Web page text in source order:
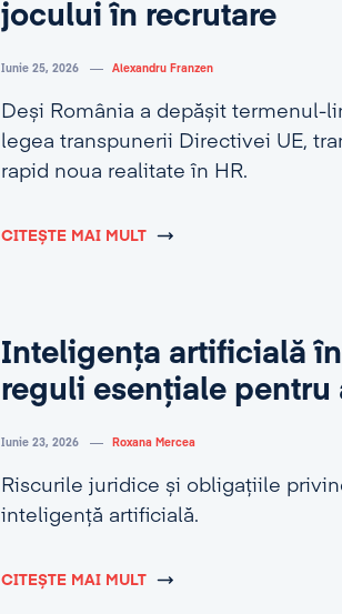
jocului în recrutare
Iunie 25, 2026 Alexandru Franzen
Deși România a depășit termenul-
legea transpunerii Directivei UE,
rapid noua realitate în HR.
CITEȘTE MAI MULT
Inteligența artificială
reguli esențiale pentru
Iunie 23, 2026 Roxana Mercea
Riscurile juridice și obligațiile
inteligență artificială.
CITEȘTE MAI MULT